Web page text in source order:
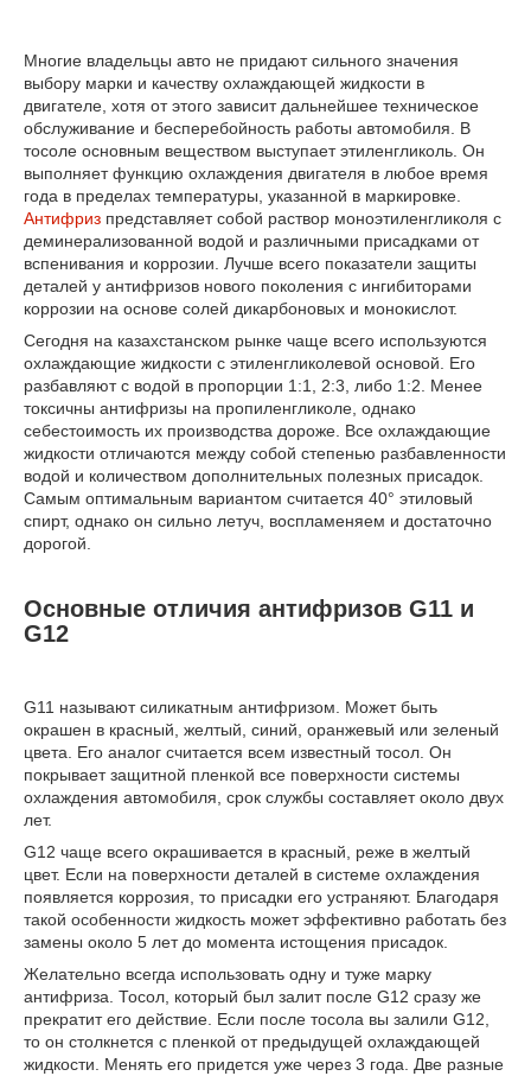
Многие владельцы авто не придают сильного значения
выбору марки и качеству охлаждающей жидкости в
двигателе, хотя от этого зависит дальнейшее техническое
обслуживание и бесперебойность работы автомобиля. В
тосоле основным веществом выступает этиленгликоль. Он
выполняет функцию охлаждения двигателя в любое время
года в пределах температуры, указанной в маркировке.
Антифриз представляет собой раствор моноэтиленгликоля с
деминерализованной водой и различными присадками от
вспенивания и коррозии. Лучше всего показатели защиты
деталей у антифризов нового поколения с ингибиторами
коррозии на основе солей дикарбоновых и монокислот.
Сегодня на казахстанском рынке чаще всего используются
охлаждающие жидкости с этиленгликолевой основой. Его
разбавляют с водой в пропорции 1:1, 2:3, либо 1:2. Менее
токсичны антифризы на пропиленгликоле, однако
себестоимость их производства дороже. Все охлаждающие
жидкости отличаются между собой степенью разбавленности
водой и количеством дополнительных полезных присадок.
Самым оптимальным вариантом считается 40° этиловый
спирт, однако он сильно летуч, воспламеняем и достаточно
дорогой.
Основные отличия антифризов G11 и
G12
G11 называют силикатным антифризом. Может быть
окрашен в красный, желтый, синий, оранжевый или зеленый
цвета. Его аналог считается всем известный тосол. Он
покрывает защитной пленкой все поверхности системы
охлаждения автомобиля, срок службы составляет около двух
лет.
G12 чаще всего окрашивается в красный, реже в желтый
цвет. Если на поверхности деталей в системе охлаждения
появляется коррозия, то присадки его устраняют. Благодаря
такой особенности жидкость может эффективно работать без
замены около 5 лет до момента истощения присадок.
Желательно всегда использовать одну и туже марку
антифриза. Тосол, который был залит после G12 сразу же
прекратит его действие. Если после тосола вы залили G12,
то он столкнется с пленкой от предыдущей охлаждающей
жидкости. Менять его придется уже через 3 года. Две разные